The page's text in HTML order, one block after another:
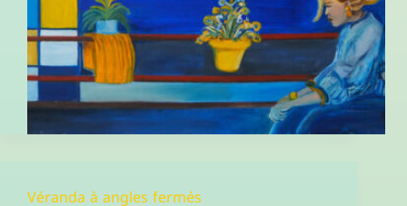
Véranda à angles fermés